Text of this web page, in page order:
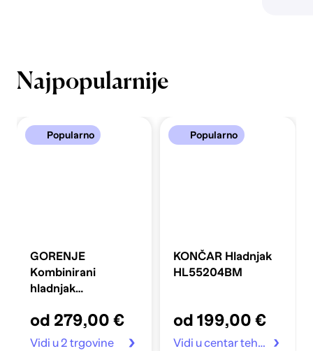
Najpopularnije
Popularno
GORENJE
Kombinirani
hladnjak
od 279,00 €
Vidi u 2 trgovine
Popularno
KONČAR Hladnjak
HL55204BM
od 199,00 €
Vidi u centar tehnike